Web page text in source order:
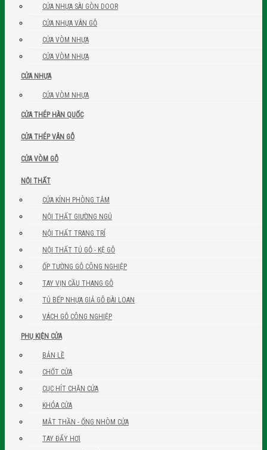
CỬA NHỰA SÀI GÒN DOOR
CỬA NHỰA VÂN GỖ
CỬA VÒM NHỰA
CỬA VÒM NHỰA
CỬA NHỰA
CỬA VÒM NHỰA
CỬA THÉP HÀN QUỐC
CỬA THÉP VÂN GỖ
CỬA VÒM GỖ
NỘI THẤT
CỬA KÍNH PHÒNG TẮM
NỘI THẤT GIƯỜNG NGỦ
NỘI THẤT TRANG TRÍ
NỘI THẤT TỦ GỖ - KỆ GỖ
ỐP TƯỜNG GỖ CÔNG NGHIỆP
TAY VỊN CẦU THANG GỖ
TỦ BẾP NHỰA GIẢ GỖ ĐÀI LOAN
VÁCH GỖ CÔNG NGHIỆP
PHỤ KIỆN CỬA
BẢN LỀ
CHỐT CỬA
CỤC HÍT CHẶN CỬA
KHÓA CỬA
MẮT THẦN - ỐNG NHÒM CỬA
TAY ĐẨY HƠI